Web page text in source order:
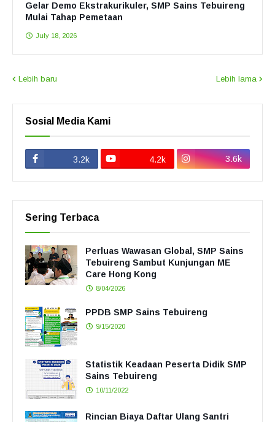
Gelar Demo Ekstrakurikuler, SMP Sains Tebuireng
Mulai Tahap Pemetaan
July 18, 2026
Lebih baru Lebih lama
Sosial Media Kami
3.2k 4.2k 3.6k
Sering Terbaca
Perluas Wawasan Global, SMP Sains
Tebuireng Sambut Kunjungan ME
Care Hong Kong
8/04/2026
PPDB SMP Sains Tebuireng
9/15/2020
Statistik Keadaan Peserta Didik SMP
Sains Tebuireng
10/11/2022
Rincian Biaya Daftar Ulang Santri